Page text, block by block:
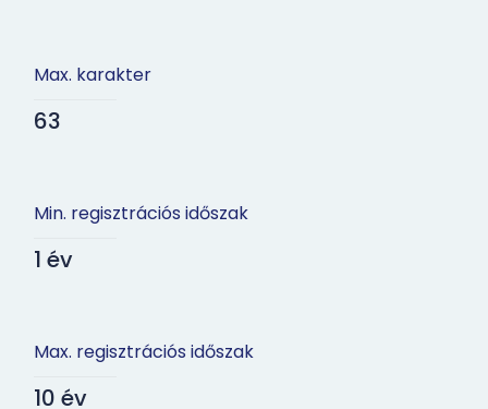
Max. karakter
63
Min. regisztrációs időszak
1 év
Max. regisztrációs időszak
10 év